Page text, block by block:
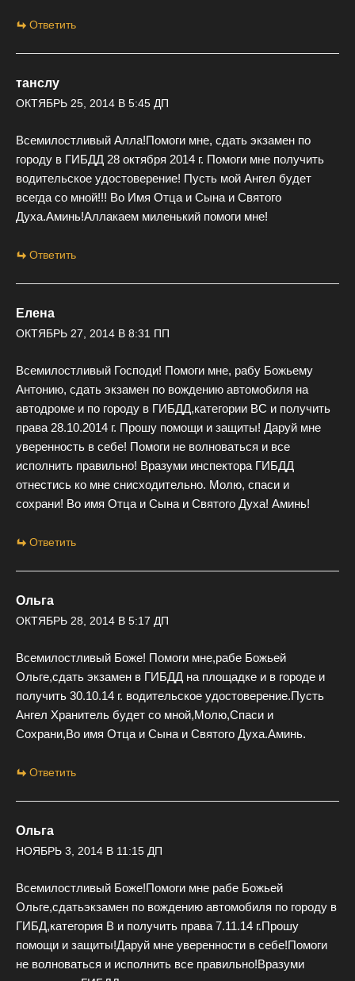
Ответить
танслу
ОКТЯБРЬ 25, 2014 В 5:45 ДП
Всемилостливый Алла!Помоги мне, сдать экзамен по
городу в ГИБДД 28 октября 2014 г. Помоги мне получить
водительское удостоверение! Пусть мой Ангел будет
всегда со мной!!! Во Имя Отца и Сына и Святого
Духа.Аминь!Аллакаем миленький помоги мне!
Ответить
Елена
ОКТЯБРЬ 27, 2014 В 8:31 ПП
Всемилостливый Господи! Помоги мне, рабу Божьему
Антонию, сдать экзамен по вождению автомобиля на
автодроме и по городу в ГИБДД,категории ВС и получить
права 28.10.2014 г. Прошу помощи и защиты! Даруй мне
уверенность в себе! Помоги не волноваться и все
исполнить правильно! Вразуми инспектора ГИБДД
отнестись ко мне снисходительно. Молю, спаси и
сохрани! Во имя Отца и Сына и Святого Духа! Аминь!
Ответить
Ольга
ОКТЯБРЬ 28, 2014 В 5:17 ДП
Всемилостливый Боже! Помоги мне,рабе Божьей
Ольге,сдать экзамен в ГИБДД на площадке и в городе и
получить 30.10.14 г. водительское удостоверение.Пусть
Ангел Хранитель будет со мной,Молю,Спаси и
Сохрани,Во имя Отца и Сына и Святого Духа.Аминь.
Ответить
Ольга
НОЯБРЬ 3, 2014 В 11:15 ДП
Всемилостливый Боже!Помоги мне рабе Божьей
Ольге,сдатьэкзамен по вождению автомобиля по городу в
ГИБД,категория В и получить права 7.11.14 г.Прошу
помощи и защиты!Даруй мне уверенности в себе!Помоги
не волноваться и исполнить все правильно!Вразуми